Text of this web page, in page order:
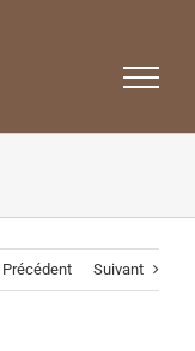
Précédent Suivant